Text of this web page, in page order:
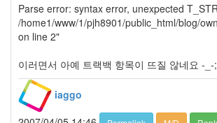
Parse error: syntax error, unexpected
/home1/www/1/pjh8901/public_html/blog/
on line 2"
이러면서 아예 트랙백 항목이 뜨질 않네요 -
iaggo
2005
년
44
년
6
월